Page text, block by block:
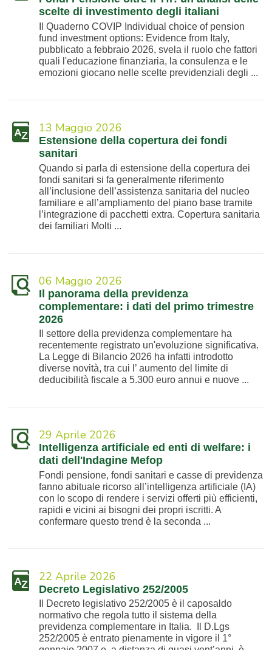
scelte di investimento degli italiani
Il Quaderno COVIP Individual choice of pension
fund investment options: Evidence from Italy,
pubblicato a febbraio 2026, svela il ruolo che fattori
quali l'educazione finanziaria, la consulenza e le
emozioni giocano nelle scelte previdenziali degli ...
13 Maggio 2026
Estensione della copertura dei fondi
sanitari
Quando si parla di estensione della copertura dei
fondi sanitari si fa generalmente riferimento
all’inclusione dell’assistenza sanitaria del nucleo
familiare e all’ampliamento del piano base tramite
l’integrazione di pacchetti extra. Copertura sanitaria
dei familiari Molti ...
06 Maggio 2026
Il panorama della previdenza
complementare: i dati del primo trimestre
2026
Il settore della previdenza complementare ha
recentemente registrato un'evoluzione significativa.
La Legge di Bilancio 2026 ha infatti introdotto
diverse novità, tra cui l’ aumento del limite di
deducibilità fiscale a 5.300 euro annui e nuove ...
29 Aprile 2026
Intelligenza artificiale ed enti di welfare: i
dati dell'Indagine Mefop
Fondi pensione, fondi sanitari e casse di previdenza
fanno abituale ricorso all’intelligenza artificiale (IA)
con lo scopo di rendere i servizi offerti più efficienti,
rapidi e vicini ai bisogni dei propri iscritti. A
confermare questo trend è la seconda ...
22 Aprile 2026
Decreto Legislativo 252/2005
Il Decreto legislativo 252/2005 è il caposaldo
normativo che regola tutto il sistema della
previdenza complementare in Italia. Il D.Lgs
252/2005 è entrato pienamente in vigore il 1°